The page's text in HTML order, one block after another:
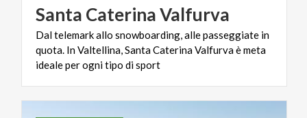
Santa CaterinaValfurva
Dal telemark allo snowboarding, alle passeggiate in
quota. In Valtellina, Santa Caterina Valfurva è meta
ideale per ogni tipo di sport